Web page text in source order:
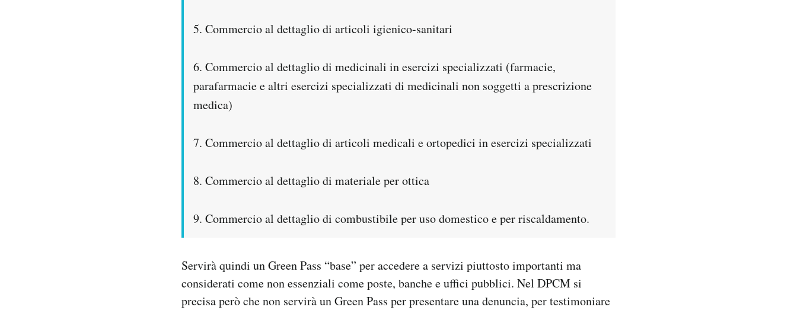
5. Commercio al dettaglio di articoli igienico-sanitari
6. Commercio al dettaglio di medicinali in esercizi specializzati (farmacie,
parafarmacie e altri esercizi specializzati di medicinali non soggetti a prescrizione
medica)
7. Commercio al dettaglio di articoli medicali e ortopedici in esercizi specializzati
8. Commercio al dettaglio di materiale per ottica
9. Commercio al dettaglio di combustibile per uso domestico e per riscaldamento.
Servirà quindi un Green Pass “base” per accedere a servizi piuttosto importanti ma
considerati come non essenziali come poste, banche e uffici pubblici. Nel DPCM si
precisa però che non servirà un Green Pass per presentare una denuncia, per testimoniare